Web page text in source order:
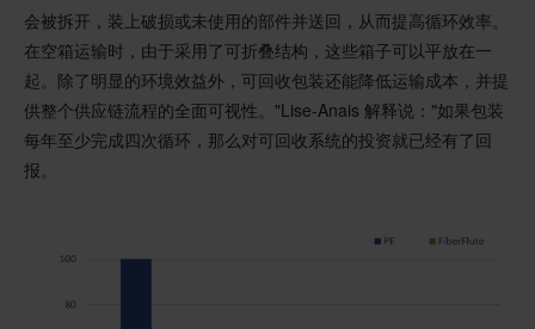
会被拆开，装上破损或未使用的部件并送回，从而提高循环效率。
在空箱运输时，由于采用了可折叠结构，这些箱子可以平放在一
起。除了明显的环境效益外，可回收包装还能降低运输成本，并提
供整个供应链流程的全面可视性。"Lise-Anais 解释说："如果包装
每年至少完成四次循环，那么对可回收系统的投资就已经有了回
报。